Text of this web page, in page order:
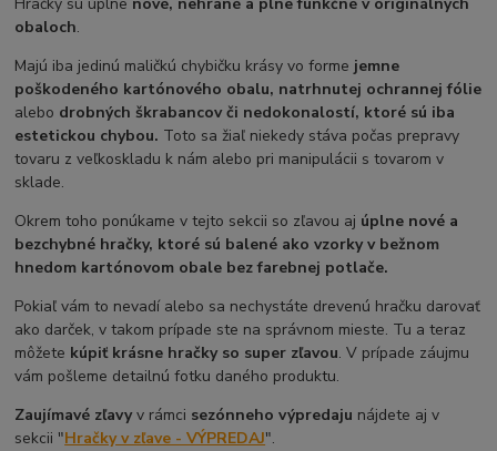
obaloch.
Majú iba jedinú maličkú chybičku krásy vo forme jemne
poškodeného kartónového obalu, natrhnutej ochrannej fólie
alebo drobných škrabancov či nedokonalostí, ktoré sú iba
estetickou chybou. Toto sa žiaľ niekedy stáva počas prepravy
tovaru z veľkoskladu k nám alebo pri manipulácii s tovarom v
sklade.
Okrem toho ponúkame v tejto sekcii so zľavou aj úplne nové a
bezchybné hračky, ktoré sú balené ako vzorky v bežnom
hnedom kartónovom obale bez farebnej potlače.
Pokiaľ vám to nevadí alebo sa nechystáte drevenú hračku darovať
ako darček, v takom prípade ste na správnom mieste. Tu a teraz
môžete kúpiť krásne hračky so super zľavou. V prípade záujmu
vám pošleme detailnú fotku daného produktu.
Zaujímavé zľavyv rámci sezónneho výpredaju nájdete aj v
sekcii "Hračky v zľave - VÝPREDAJ".